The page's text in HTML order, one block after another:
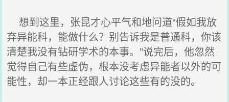
想到这里，张昆才心平气和地问道“假如我放
弃异能科，能做什么？别告诉我是普通科，你该
清楚我没有钻研学术的本事。”说完后，他忽然
觉得自己有些虚伪，根本没考虑异能者以外的可
能性，却一本正经跟人讨论这些有的没的。